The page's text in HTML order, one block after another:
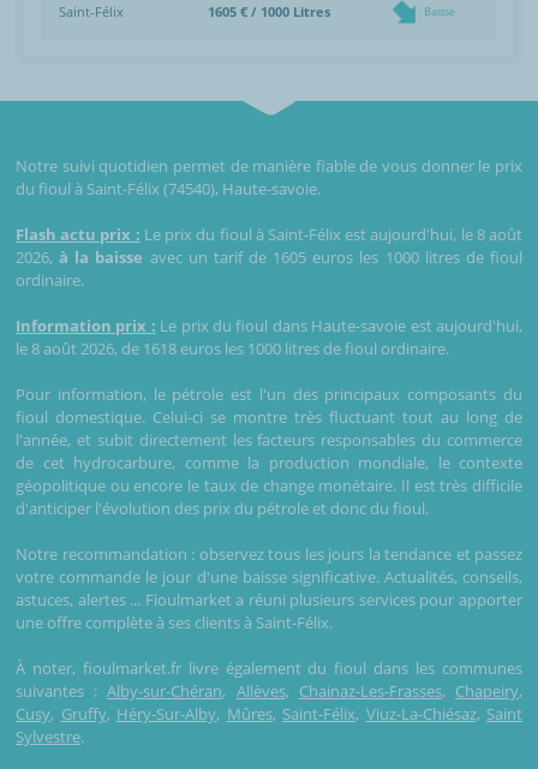
Saint-Félix 1605 € / 1000 Litres Baisse
Notre suivi quotidien permet de manière fiable de vous donner le prix
du fioul à Saint-Félix (74540), Haute-savoie.
Flash actu prix : Le prix du fioul à Saint-Félix est aujourd'hui, le 8 août
2026,à la baisse avec un tarif de 1605 euros les 1000 litres de fioul
ordinaire.
Information prix : Le prix du fioul dans Haute-savoie est aujourd'hui,
le 8 août 2026, de 1618 euros les 1000 litres de fioul ordinaire.
Pour information, le pétrole est l'un des principaux composants du
fioul domestique. Celui-ci se montre très fluctuant tout au long de
l'année, et subit directement les facteurs responsables du commerce
de cet hydrocarbure, comme la production mondiale, le contexte
géopolitique ou encore le taux de change monétaire. Il est très difficile
d'anticiper l'évolution des prix du pétrole et donc du fioul.
Notre recommandation : observez tous les jours la tendance et passez
votre commande le jour d'une baisse significative. Actualités, conseils,
astuces, alertes ... Fioulmarket a réuni plusieurs services pour apporter
une offre complète à ses clients à Saint-Félix.
À noter, fioulmarket.fr livre également du fioul dans les communes
suivantes :Alby-sur-Chéran, Allèves, Chainaz-Les-Frasses, Chapeiry,
Cusy, Gruffy, Héry-Sur-Alby, Mûres, Saint-Félix, Viuz-La-Chiésaz, Saint
Sylvestre.